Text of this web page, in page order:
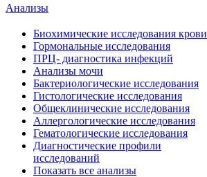
Анализы
Биохимические исследования крови
Гормональные исследования
ПРЦ- диагностика инфекций
Анализы мочи
Бактериологические исследования
Гистологические исследования
Общеклинические исследования
Аллергологические исследования
Гематологические исследования
Диагностические профили
исследований
Показать все анализы